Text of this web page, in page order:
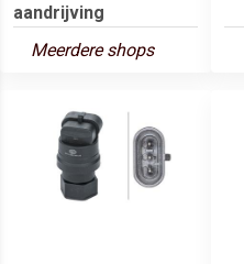
aandrijving
Meerdere shops